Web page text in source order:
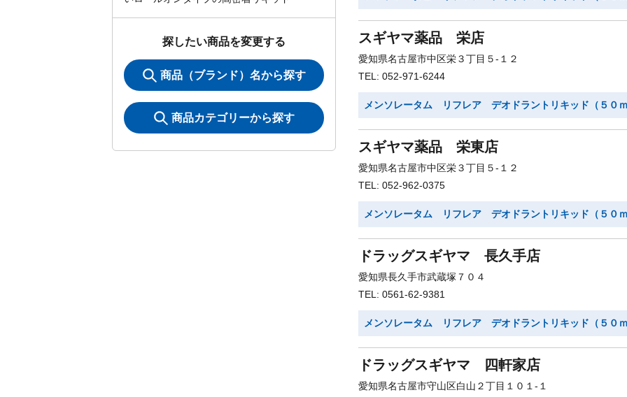
探したい商品を変更する
商品（ブランド）名から探す
商品カテゴリーから探す
スギヤマ薬品 栄店
愛知県名古屋市中区栄３丁目５-１２
TEL: 052-971-6244
メンソレータム リフレア デオドラントリキッド（５０ｍ
スギヤマ薬品 栄東店
愛知県名古屋市中区栄３丁目５-１２
TEL: 052-962-0375
メンソレータム リフレア デオドラントリキッド（５０ｍ
ドラッグスギヤマ 長久手店
愛知県長久手市武蔵塚７０４
TEL: 0561-62-9381
メンソレータム リフレア デオドラントリキッド（５０ｍ
ドラッグスギヤマ 四軒家店
愛知県名古屋市守山区白山２丁目１０１-１